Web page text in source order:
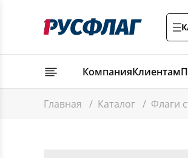
КомпанияКлиентам
Главная / Каталог / Флаги